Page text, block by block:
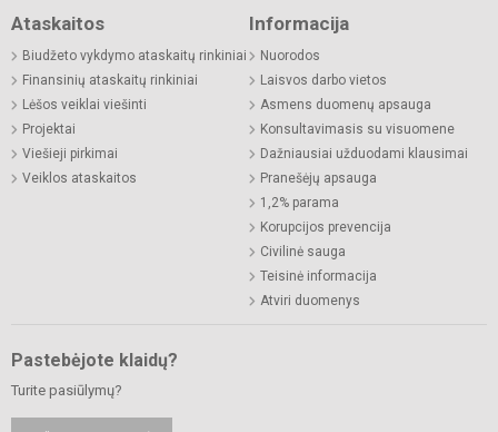
Ataskaitos
Biudžeto vykdymo ataskaitų rinkiniai
Finansinių ataskaitų rinkiniai
Lėšos veiklai viešinti
Projektai
Viešieji pirkimai
Veiklos ataskaitos
Informacija
Nuorodos
Laisvos darbo vietos
Asmens duomenų apsauga
Konsultavimasis su visuomene
Dažniausiai užduodami klausimai
Pranešėjų apsauga
1,2% parama
Korupcijos prevencija
Civilinė sauga
Teisinė informacija
Atviri duomenys
Pastebėjote klaidų?
Turite pasiūlymų?